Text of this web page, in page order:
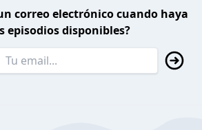
correo electrónico cuando haya
episodios disponibles?